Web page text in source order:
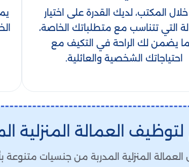
المكتب، لديك القدرة على اختيار
التي تتناسب مع متطلباتك الخاصة،
يضمن لك الراحة في التكيف مع
احتياجاتك الشخصية والعائلية.
لتوظيف العمالة المنزلية
المنزلية المدربة من جنسيات متنوعة